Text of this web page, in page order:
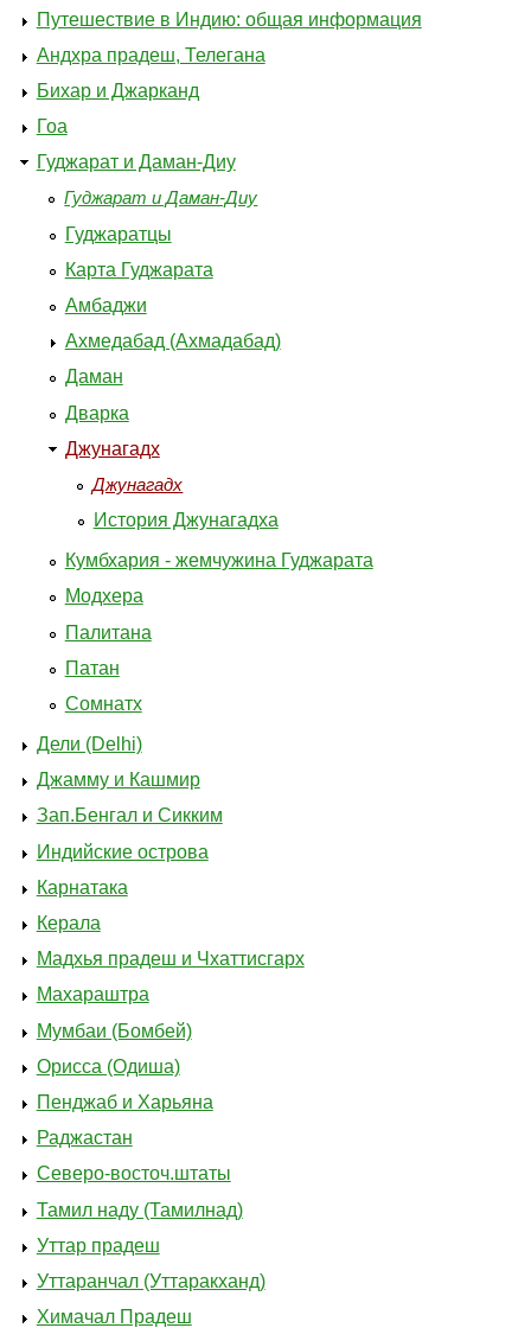
Путешествие в Индию: общая информация
Андхра прадеш, Телегана
Бихар и Джарканд
Гоа
Гуджарат и Даман-Диу
Гуджарат и Даман-Диу
Гуджаратцы
Карта Гуджарата
Амбаджи
Ахмедабад (Ахмадабад)
Даман
Дварка
Джунагадх
Джунагадх
История Джунагадха
Кумбхария - жемчужина Гуджарата
Модхера
Палитана
Патан
Сомнатх
Дели (Delhi)
Джамму и Кашмир
Зап.Бенгал и Сикким
Индийские острова
Карнатака
Керала
Мадхья прадеш и Чхаттисгарх
Махараштра
Мумбаи (Бомбей)
Орисса (Одиша)
Пенджаб и Харьяна
Раджастан
Северо-восточ.штаты
Тамил наду (Тамилнад)
Уттар прадеш
Уттаранчал (Уттаракханд)
Химачал Прадеш